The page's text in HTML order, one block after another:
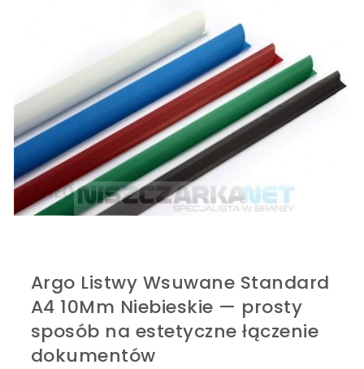
Argo Listwy Wsuwane Standard
A4 10Mm Niebieskie — prosty
sposób na estetyczne łączenie
dokumentów